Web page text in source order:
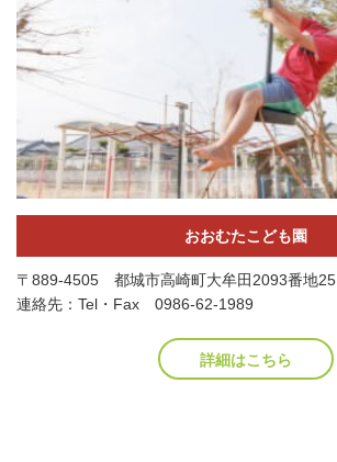
おおむたこども園
〒889-4505 都城市高崎町大牟田2093番地25
連絡先：Tel・Fax 0986-62-1989
詳細はこちら